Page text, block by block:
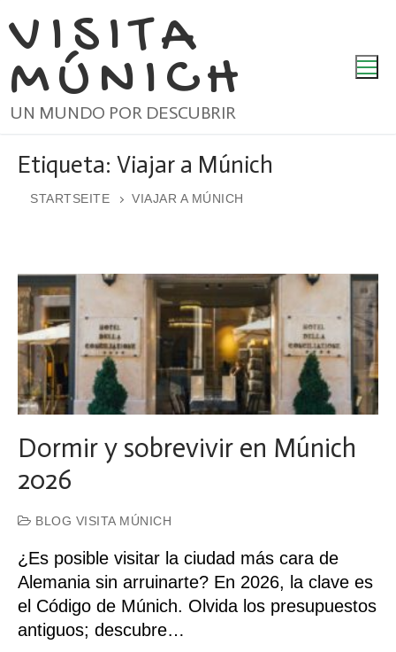
al
contenido
VISITA
MÚNICH
UN MUNDO POR DESCUBRIR
Etiqueta: Viajar a Múnich
STARTSEITE VIAJAR A MÚNICH
Dormir y sobrevivir en Múnich
2026
BLOG VISITA MÚNICH
¿Es posible visitar la ciudad más cara de
Alemania sin arruinarte? En 2026, la clave es
el Código de Múnich. Olvida los presupuestos
antiguos; descubre…